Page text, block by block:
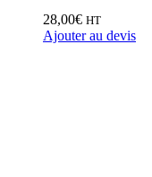
28,00€ HT
Ajouter au devis